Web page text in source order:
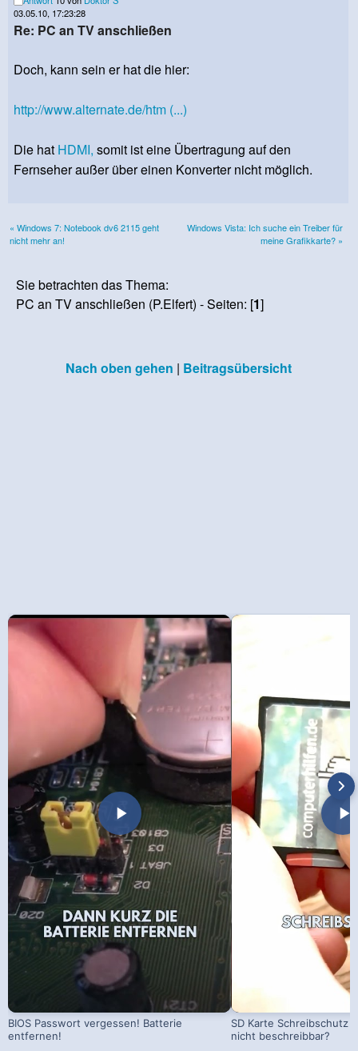
03.05.10, 17:23:28
Re: PC an TV anschließen
Doch, kann sein er hat die hier:
http://www.alternate.de/htm (...)
Die hat HDMI, somit ist eine Übertragung auf den
Fernseher außer über einen Konverter nicht möglich.
« Windows 7: Notebook dv6 2115 geht
nicht mehr an!
Windows Vista: Ich suche ein Treiber für
meine Grafikkarte? »
Sie betrachten das Thema:
PC an TV anschließen (P.Elfert) - Seiten: [1]
Nach oben gehen | Beitragsübersicht
BIOS Passwort vergessen! Batterie
entfernen!
SD Karte Schreibschutz
nicht beschreibbar?